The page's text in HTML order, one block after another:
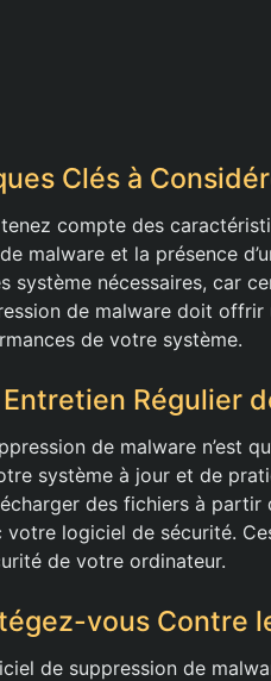
Clés à
compte des
malware et la présence
système nécessaires, car
de malware doit
de votre système.
Régulier
de malware n’est
système à jour et de
des fichiers à
votre logiciel de sécurité.
de votre ordinateur.
vous Contre
de suppression de